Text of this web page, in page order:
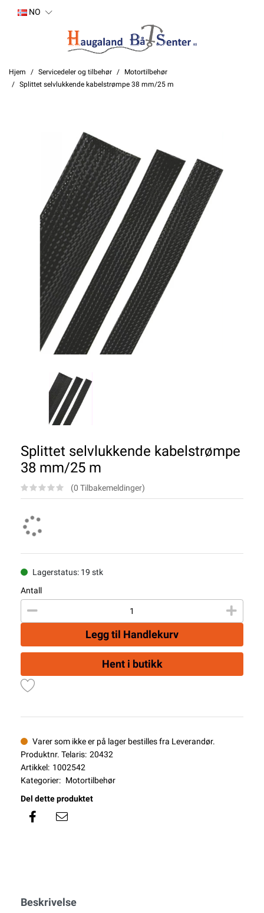
NO
Hjem Servicedeler og tilbehør
Motortilbehør
Splittet selvlukkende kabelstrømpe 38 mm/25 m
Splittet selvlukkende kabelstrømpe
38 mm/25 m
(0 Tilbakemeldinger)
Lagerstatus: 19 stk
Antall
Legg til Handlekurv
Hent i butikk
Varer som ikke er på lager bestilles fra Leverandør.
Produktnr. Telaris: 20432
Artikkel: 1002542
Kategorier: Motortilbehør
Del dette produktet
Beskrivelse